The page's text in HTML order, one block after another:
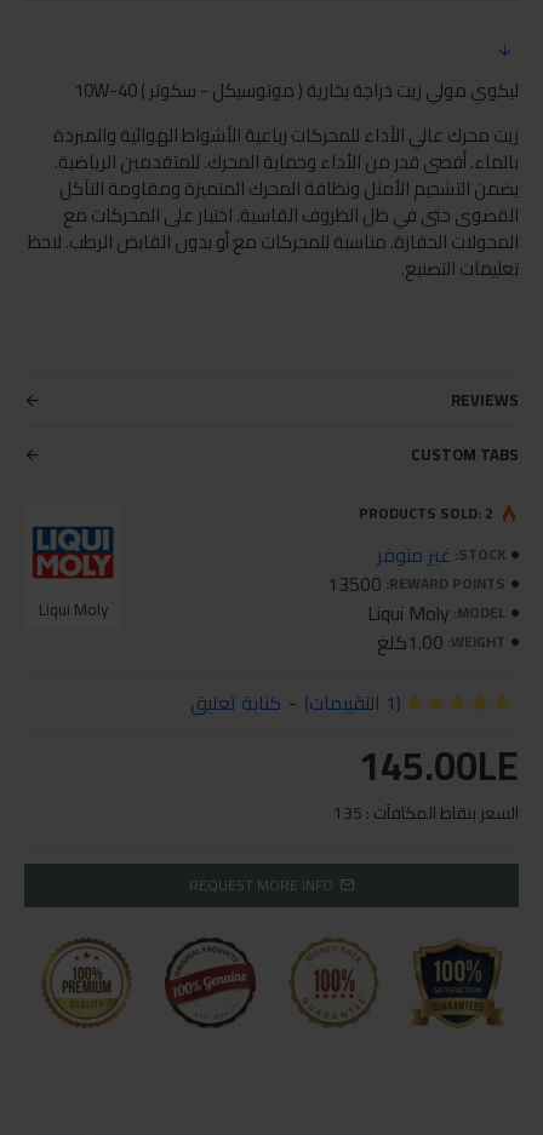
ليكوي مولي زيت دراجة بخارية ( موتوسيكل - سكوتر ) 10W-40
زيت محرك عالي الأداء للمحركات رباعية الأشواط الهوائية والمبردة
بالماء. أقصى قدر من الأداء وحماية المحرك. للمتقدمين الرياضية.
يضمن التشحيم الأمثل ونظافة المحرك المتميزة ومقاومة التآكل
القصوى حتى في ظل الظروف القاسية. اختبار على المحركات مع
المحولات الحفازة. مناسبة للمحركات مع أو بدون القابض الرطب. لاحظ
تعليمات التصنيع.
REVIEWS
CUSTOM TABS
STOCK: غير متوفر
REWARD POINTS:
13500
MODEL:
Liqui Moly
WEIGHT: 1.00كلغ
Liqui Moly
PRODUCTS SOLD: 2
(1 التقييمات) - كتابة تعليق
145.00LE
السعر بنقاط المكافآت : 135
REQUEST MORE INFO